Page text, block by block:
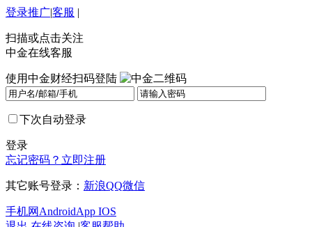
登录推广|客服 |
扫描或点击关注
中金在线客服
使用中金财经扫码登陆
下次自动登录
登录
忘记密码？ 立即注册
其它账号登录： 新浪QQ微信
手机网 AndroidApp IOS